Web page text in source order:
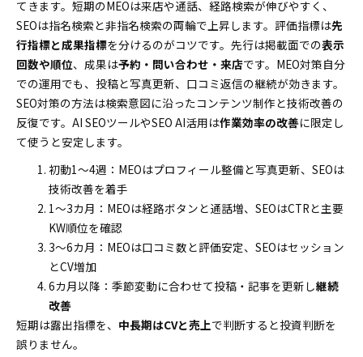
てきます。短期のMEOは来店や通話、経路検索が伸びやすく、
SEOは指名検索と非指名検索の両輪で上昇します。評価指標は先
行指標と成果指標を分けるのがコツです。先行は掲載面での表示
回数や順位、成果は予約・問い合わせ・来店です。MEO対策自分
での運用でも、投稿と写真更新、口コミ返信の継続が効きます。
SEO対策の方法は検索意図に沿ったコンテンツ制作と技術改善の
反復です。AI SEOツールやSEO AI活用は作業効率の改善に限定し
て使うと安定します。
初動1～4週：MEOはプロフィール整備と写真更新、SEOは
技術改善を着手
1～3カ月：MEOは経路ボタンと通話増、SEOはCTRと主要
KW順位を確認
3～6カ月：MEOは口コミ数と評価安定、SEOはセッション
とCV増加
6カ月以降：季節変動に合わせて投稿・記事を更新し継続
改善
短期は露出指標を、 中長期はCVと売上で判断すると投資判断を
誤りません。